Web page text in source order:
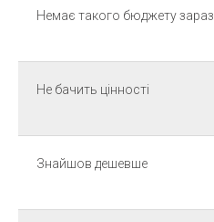
Немає такого бюджету зараз
Не бачить цінності
Знайшов дешевше